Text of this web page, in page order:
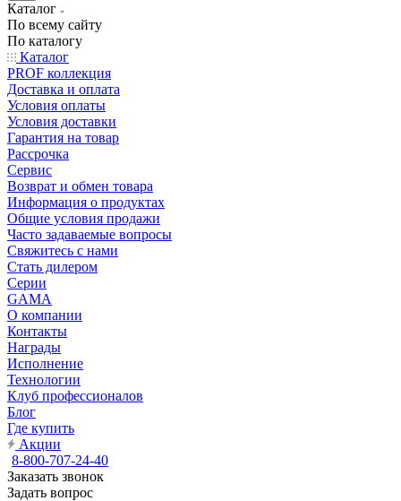
Каталог
По всему сайту
По каталогу
Каталог
PROF коллекция
Доставка и оплата
Условия оплаты
Условия доставки
Гарантия на товар
Рассрочка
Сервис
Возврат и обмен товара
Информация о продуктах
Общие условия продажи
Часто задаваемые вопросы
Свяжитесь с нами
Стать дилером
Серии
GAMA
О компании
Контакты
Награды
Исполнение
Технологии
Клуб профессионалов
Блог
Где купить
Акции
8-800-707-24-40
Заказать звонок
Задать вопрос